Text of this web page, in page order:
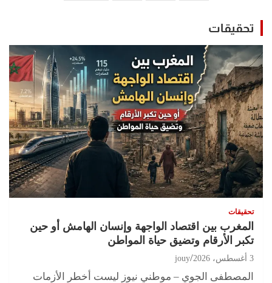
تحقيقات
تحقيقات
المغرب بين اقتصاد الواجهة وإنسان الهامش أو حين
تكبر الأرقام وتضيق حياة المواطن
3 أغسطس، 2026 jouy
المصطفى الجوي – موطني نيوز ليست أخطر الأزمات